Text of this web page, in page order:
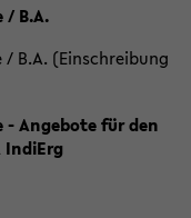
/ B.A.
B.A. (Einschreibung
- Angebote für den
IndiErg